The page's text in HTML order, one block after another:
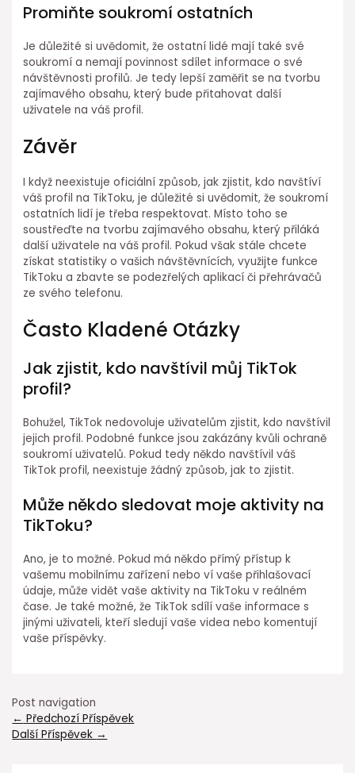
Promiňte soukromí ostatních
Je důležité si uvědomit, že ostatní lidé mají také své
soukromí a nemají povinnost sdílet informace o své
návštěvnosti profilů. Je tedy lepší zaměřit se na tvorbu
zajímavého obsahu, který bude přitahovat další
uživatele na váš profil.
Závěr
I když neexistuje oficiální způsob, jak zjistit, kdo navštíví
váš profil na TikToku, je důležité si uvědomit, že soukromí
ostatních lidí je třeba respektovat. Místo toho se
soustřeďte na tvorbu zajímavého obsahu, který přiláká
další uživatele na váš profil. Pokud však stále chcete
získat statistiky o vašich návštěvnících, využijte funkce
TikToku a zbavte se podezřelých aplikací či přehrávačů
ze svého telefonu.
Často Kladené Otázky
Jak zjistit, kdo navštívil můj TikTok
profil?
Bohužel, TikTok nedovoluje uživatelům zjistit, kdo navštívil
jejich profil. Podobné funkce jsou zakázány kvůli ochraně
soukromí uživatelů. Pokud tedy někdo navštívil váš
TikTok profil, neexistuje žádný způsob, jak to zjistit.
Může někdo sledovat moje aktivity na
TikToku?
Ano, je to možné. Pokud má někdo přímý přístup k
vašemu mobilnímu zařízení nebo ví vaše přihlašovací
údaje, může vidět vaše aktivity na TikToku v reálném
čase. Je také možné, že TikTok sdílí vaše informace s
jinými uživateli, kteří sledují vaše videa nebo komentují
vaše příspěvky.
Post navigation
← Předchozí Příspěvek
Další Příspěvek →